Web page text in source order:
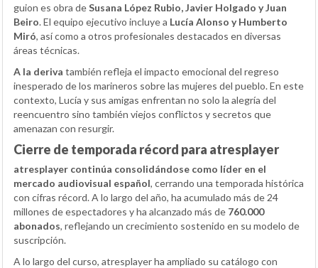
guion es obra deSusana López Rubio, Javier Holgado y Juan
Beiro. El equipo ejecutivo incluye a Lucía Alonso y Humberto
Miró, así como a otros profesionales destacados en diversas
áreas técnicas.
A la deriva también refleja el impacto emocional del regreso
inesperado de los marineros sobre las mujeres del pueblo. En este
contexto, Lucía y sus amigas enfrentan no solo la alegría del
reencuentro sino también viejos conflictos y secretos que
amenazan con resurgir.
Cierre de temporada récord para atresplayer
atresplayer continúa consolidándose como líder en el
mercado audiovisual español, cerrando una temporada histórica
con cifras récord. A lo largo del año, ha acumulado más de 24
millones de espectadores y ha alcanzado más de 760.000
abonados, reflejando un crecimiento sostenido en su modelo de
suscripción.
A lo largo del curso, atresplayer ha ampliado su catálogo con